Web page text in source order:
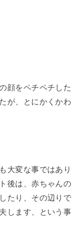
顔をペチペチした
が、とにかくかわ
大変な事ではあり
後は、赤ちゃんの
たり、その辺りで
します、という事